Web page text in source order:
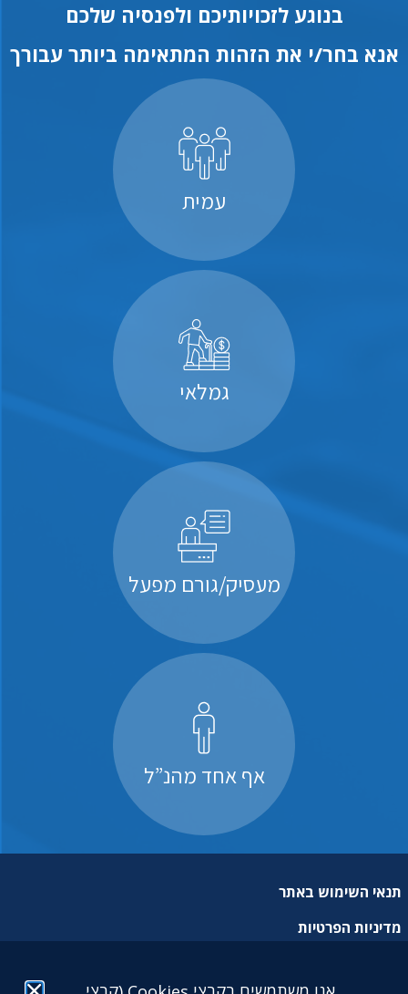
בנוגע לזכויותיכם ולפנסיה שלכם
אנא בחר/י את הזהות המתאימה ביותר עבורך
עמית
גמלאי
מעסיק/גורם מפעל
אף אחד מהנ”ל
תנאי השימוש באתר
מדיניות הפרטיות